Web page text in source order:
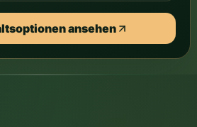
ansehen